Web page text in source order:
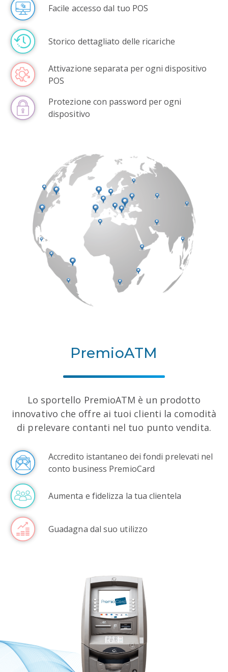
Facile accesso dal tuo POS
Storico dettagliato delle ricariche
Attivazione separata per ogni dispositivo
POS
Protezione con password per ogni
dispositivo
PremioATM
Lo sportello PremioATM è un prodotto
innovativo che offre ai tuoi clienti la comodità
di prelevare contanti nel tuo punto vendita.
Accredito istantaneo dei fondi prelevati nel
conto business PremioCard
Aumenta e fidelizza la tua clientela
Guadagna dal suo utilizzo